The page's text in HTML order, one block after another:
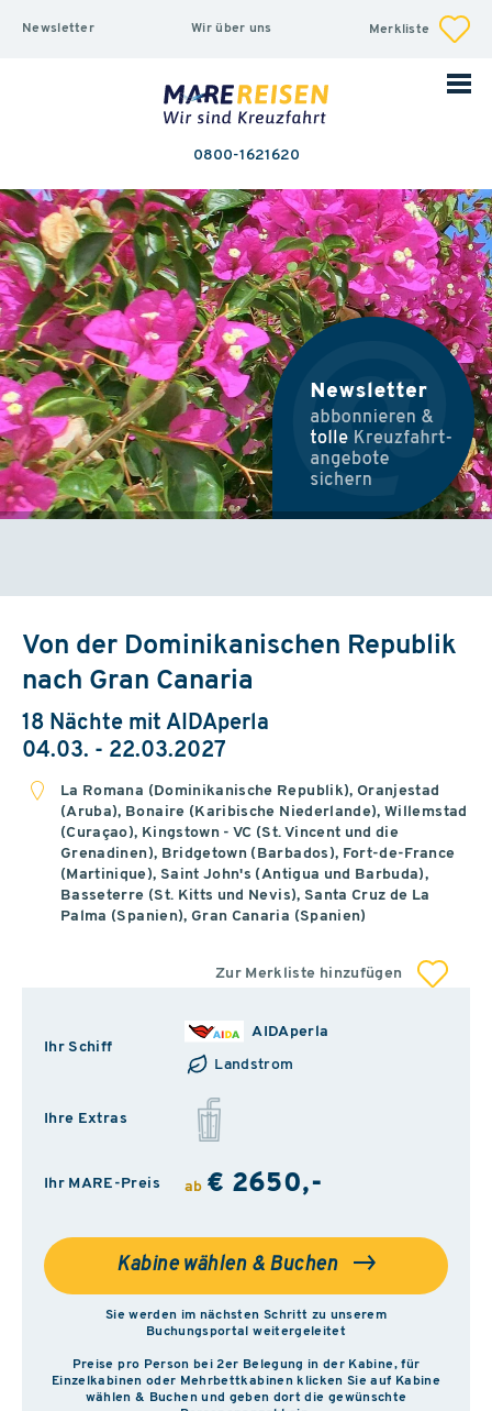
Newsletter Wir über uns Merkliste
0800-1621620
Von der Dominikanischen Republik
nach Gran Canaria
18 Nächte mit AIDAperla
04.03. - 22.03.2027
La Romana (Dominikanische Republik), Oranjestad
(Aruba), Bonaire (Karibische Niederlande), Willemstad
(Curaçao), Kingstown - VC (St. Vincent und die
Grenadinen), Bridgetown (Barbados), Fort-de-France
(Martinique), Saint John's (Antigua und Barbuda),
Basseterre (St. Kitts und Nevis), Santa Cruz de La
Palma (Spanien), Gran Canaria (Spanien)
Zur Merkliste hinzufügen
Ihr Schiff
AIDAperla
Landstrom
Ihre Extras
Ihr MARE-Preis ab € 2650,-
Kabine wählen & Buchen
Sie werden im nächsten Schritt zu unserem
Buchungsportal weitergeleitet
Preise pro Person bei 2er Belegung in der Kabine, für
Einzelkabinen oder Mehrbettkabinen klicken Sie auf Kabine
wählen & Buchen und geben dort die gewünschte